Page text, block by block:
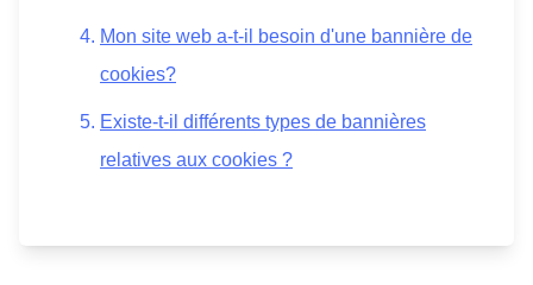
Mon site web a-t-il besoin d'une bannière de
cookies?
Existe-t-il différents types de bannières
relatives aux cookies ?